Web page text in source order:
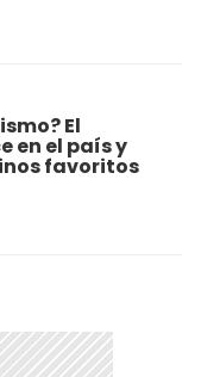
El
en el país y
favoritos